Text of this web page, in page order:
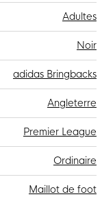
Adultes
Noir
adidas Bringbacks
Angleterre
Premier League
Ordinaire
Maillot de foot